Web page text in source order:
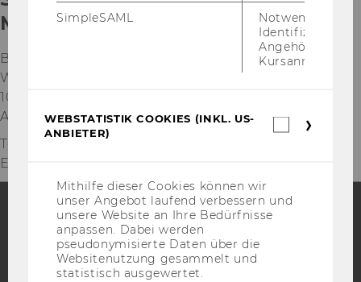
Management (ISOM)
Building D2, Entrance C, 2nd floor
Welthandelsplatz 1
1020
Austria
Tel:
+43 (0)1 31 336 - 4449
E-Mail:
FacebookInstagramBlog
SimpleSAML
Notwendig zur
Identifizierung
Angehörige/r für
Kursanmeldung.
WEBSTATISTIK COOKIES (INKL. US-
ANBIETER)
Anbieter)
Mithilfe dieser Cookies können wir
unser Angebot laufend verbessern und
unsere Website an Ihre Bedürfnisse
anpassen. Dabei werden
pseudonymisierte Daten über die
Websitenutzung gesammelt und
statistisch ausgewertet.